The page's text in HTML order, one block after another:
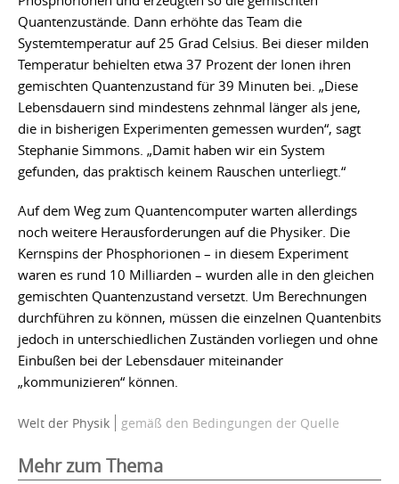
Quantenzustände. Dann erhöhte das Team die
Systemtemperatur auf 25 Grad Celsius. Bei dieser milden
Temperatur behielten etwa 37 Prozent der Ionen ihren
gemischten Quantenzustand für 39 Minuten bei. „Diese
Lebensdauern sind mindestens zehnmal länger als jene,
die in bisherigen Experimenten gemessen wurden“, sagt
Stephanie Simmons. „Damit haben wir ein System
gefunden, das praktisch keinem Rauschen unterliegt.“
Auf dem Weg zum Quantencomputer warten allerdings
noch weitere Herausforderungen auf die Physiker. Die
Kernspins der Phosphorionen – in diesem Experiment
waren es rund 10 Milliarden – wurden alle in den gleichen
gemischten Quantenzustand versetzt. Um Berechnungen
durchführen zu können, müssen die einzelnen Quantenbits
jedoch in unterschiedlichen Zuständen vorliegen und ohne
Einbußen bei der Lebensdauer miteinander
„kommunizieren“ können.
Welt der Physik gemäß den Bedingungen der Quelle
Mehr zum Thema